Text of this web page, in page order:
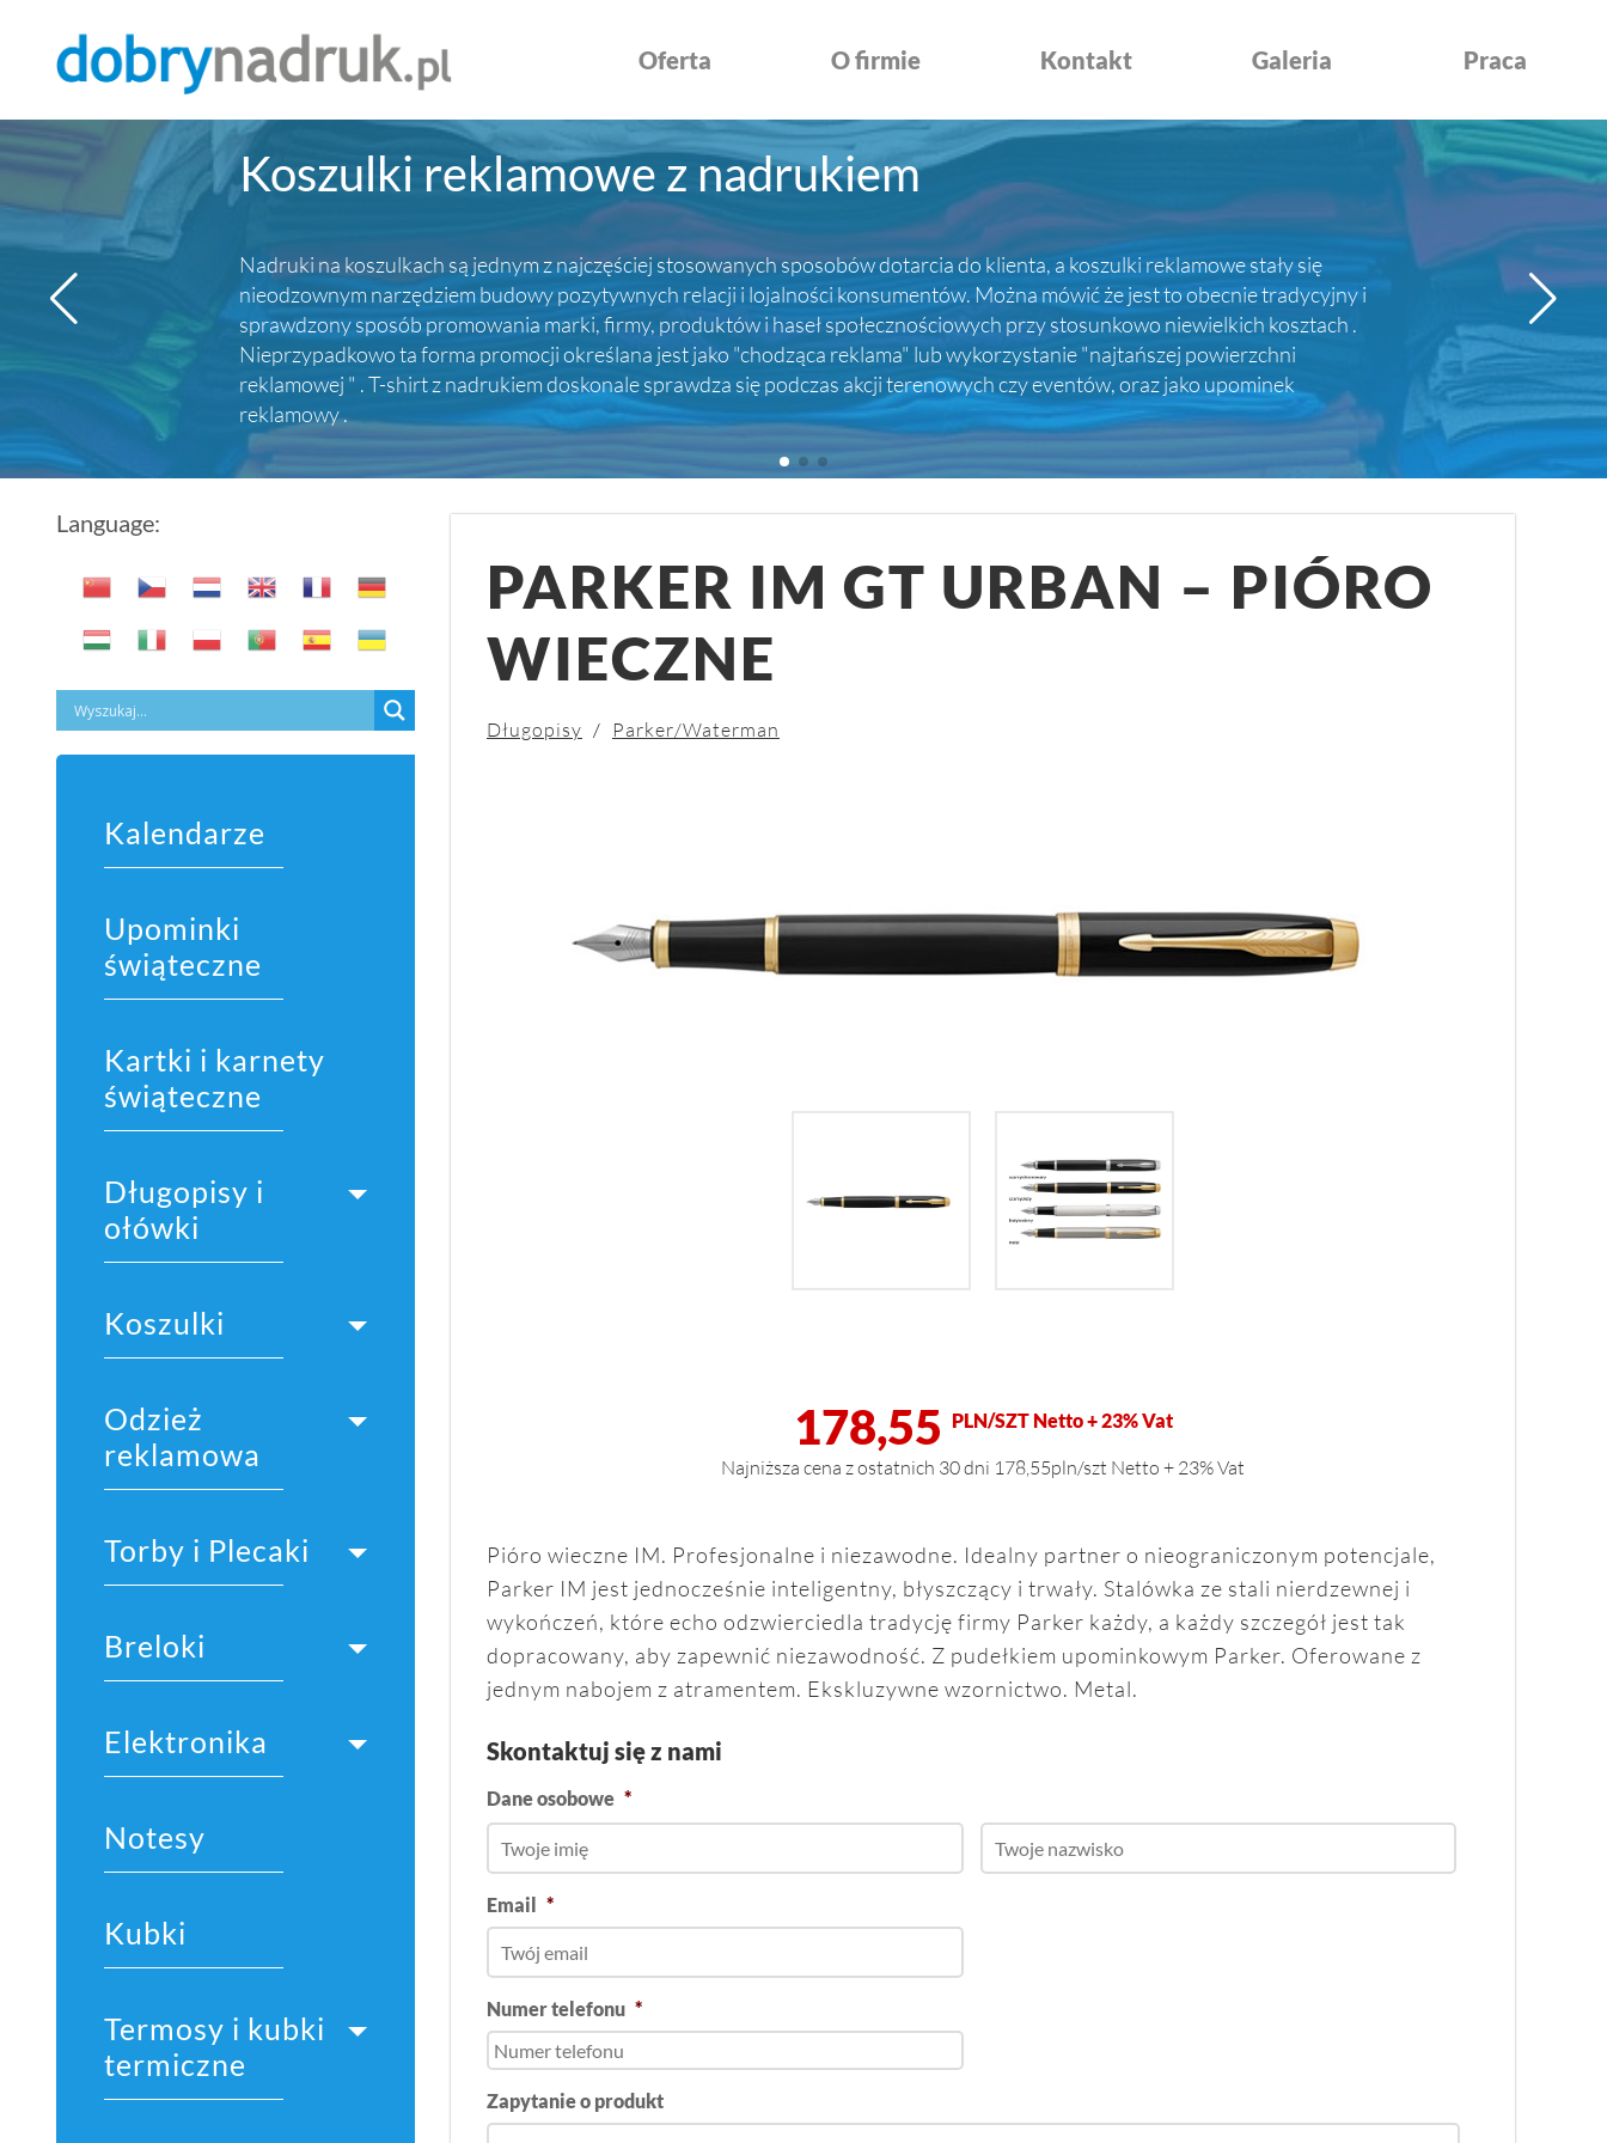
Oferta O firmie Kontakt Galeria Praca
Koszulki reklamowe z nadrukiem
Nadruki na koszulkach są jednym z najczęściej stosowanych sposobów dotarcia do klienta, a koszulki reklamowe stały się
nieodzownym narzędziem budowy pozytywnych relacji i lojalności konsumentów. Można mówić że jest to obecnie tradycyjny i
sprawdzony sposób promowania marki, firmy, produktów i haseł społecznościowych przy stosunkowo niewielkich kosztach .
Nieprzypadkowo ta forma promocji określana jest jako "chodząca reklama" lub wykorzystanie "najtańszej powierzchni
reklamowej " . T-shirt z nadrukiem doskonale sprawdza się podczas akcji terenowych czy eventów, oraz jako upominek
reklamowy .
Language:
Kalendarze
Upominki
świąteczne
Kartki i karnety
świąteczne
Długopisy i
ołówki
Koszulki
Odzież
reklamowa
Torby i Plecaki
Breloki
Elektronika
Notesy
Kubki
Termosy i kubki
termiczne
PARKER IM GT URBAN – PIÓRO
WIECZNE
Długopisy / Parker/Waterman
178,55 PLN/SZT Netto + 23% Vat
Najniższa cena z ostatnich 30 dni 178,55pln/szt Netto + 23% Vat
Skontaktuj się z nami
Dane osobowe *
Email *
Numer telefonu *
Zapytanie o produkt
Pióro wieczne IM. Profesjonalne i niezawodne. Idealny partner o nieograniczonym potencjale,
Parker IM jest jednocześnie inteligentny, błyszczący i trwały. Stalówka ze stali nierdzewnej i
wykończeń, które echo odzwierciedla tradycję firmy Parker każdy, a każdy szczegół jest tak
dopracowany, aby zapewnić niezawodność. Z pudełkiem upominkowym Parker. Oferowane z
jednym nabojem z atramentem. Ekskluzywne wzornictwo. Metal.